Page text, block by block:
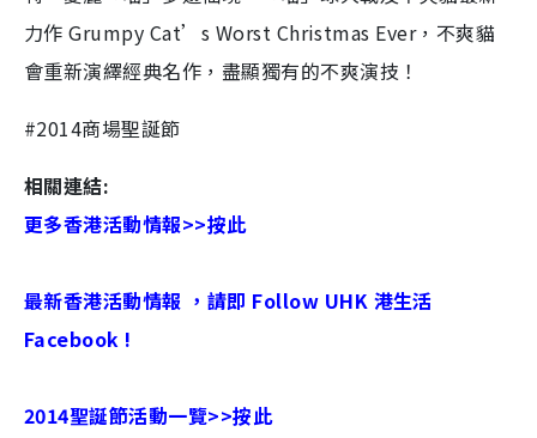
力作 Grumpy Cat’s Worst Christmas Ever，不爽貓
會重新演繹經典名作，盡顯獨有的不爽演技！
#2014商場聖誕節
相關連結:
更多香港活動情報>>按此
最新香港活動情報 ，請即 Follow UHK 港生活
Facebook !
2014聖誕節活動一覽>>按此